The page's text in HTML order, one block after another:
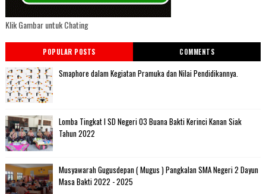
Klik Gambar untuk Chating
POPULAR POSTS COMMENTS
Smaphore dalam Kegiatan Pramuka dan Nilai Pendidikannya.
Lomba Tingkat I SD Negeri 03 Buana Bakti Kerinci Kanan Siak
Tahun 2022
Musyawarah Gugusdepan ( Mugus ) Pangkalan SMA Negeri 2 Dayun
Masa Bakti 2022 - 2025